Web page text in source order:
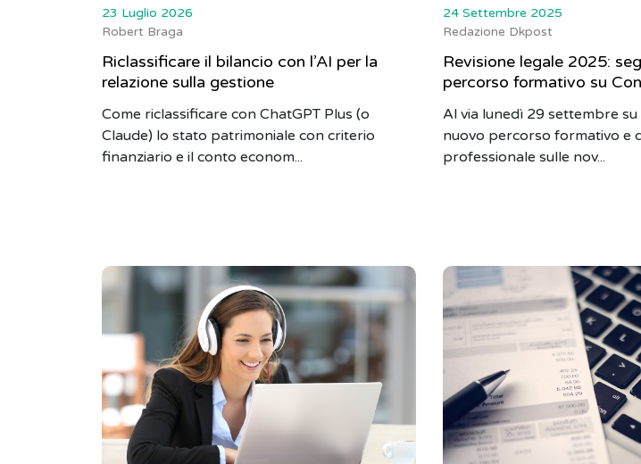
23 Luglio 2026
Robert Braga
Riclassificare il bilancio con l’AI per la
relazione sulla gestione
Come riclassificare con ChatGPT Plus (o
Claude) lo stato patrimoniale con criterio
finanziario e il conto econom...
24 Settembre 2025
Redazione Dkpost
Revisione legale 2025:
percorso formativo su
Al via lunedì 29 settembre
nuovo percorso formativo e
professionale sulle nov...